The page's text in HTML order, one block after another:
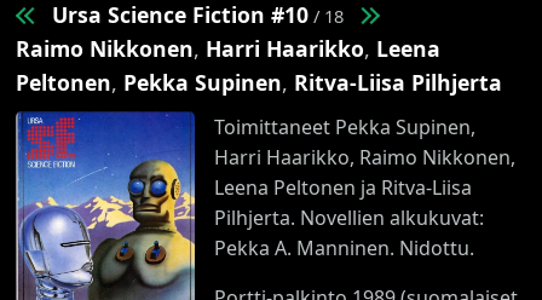
Ursa Science Fiction #10 / 18
Raimo Nikkonen, Harri Haarikko, Leena
Peltonen, Pekka Supinen, Ritva-Liisa Pilhjerta
Toimittaneet Pekka Supinen,
Harri Haarikko, Raimo Nikkonen,
Leena Peltonen ja Ritva-Liisa
Pilhjerta. Novellien alkukuvat:
Pekka A. Manninen. Nidottu.